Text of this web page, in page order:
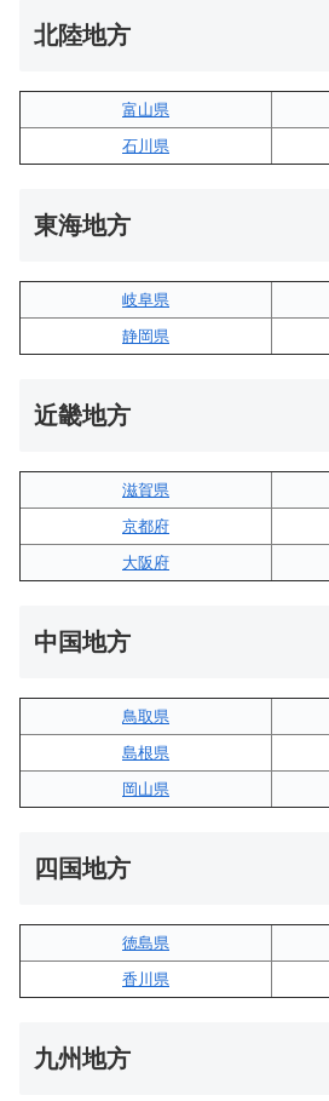
北陸地方
富山県
石川県
東海地方
岐阜県
静岡県
近畿地方
滋賀県
京都府
大阪府
中国地方
鳥取県
島根県
岡山県
四国地方
徳島県
香川県
九州地方